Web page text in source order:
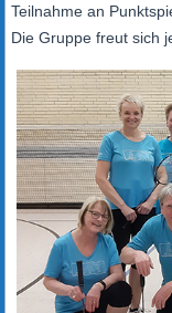
Teilnahme an
Die Gruppe freut sich